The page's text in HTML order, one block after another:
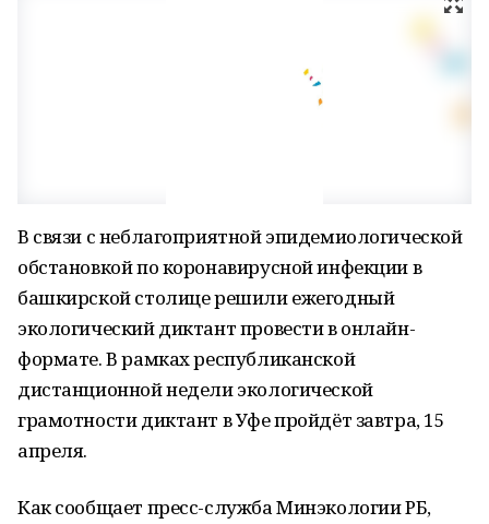
В связи с неблагоприятной эпидемиологической
обстановкой по коронавирусной инфекции в
башкирской столице решили ежегодный
экологический диктант провести в онлайн-
формате. В рамках республиканской
дистанционной недели экологической
грамотности диктант в Уфе пройдёт завтра, 15
апреля.
Как сообщает пресс-служба Минэкологии РБ,